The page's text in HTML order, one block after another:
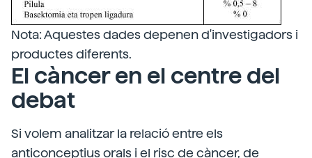
Nota: Aquestes dades depenen d'investigadors i
productes diferents.
El càncer en el centre del
debat
Si volem analitzar la relació entre els
anticonceptius orals i el risc de càncer, de